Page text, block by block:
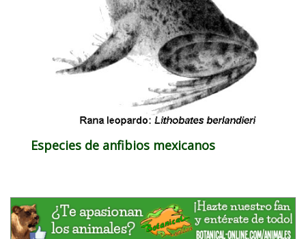
Especies de anfibios mexicanos